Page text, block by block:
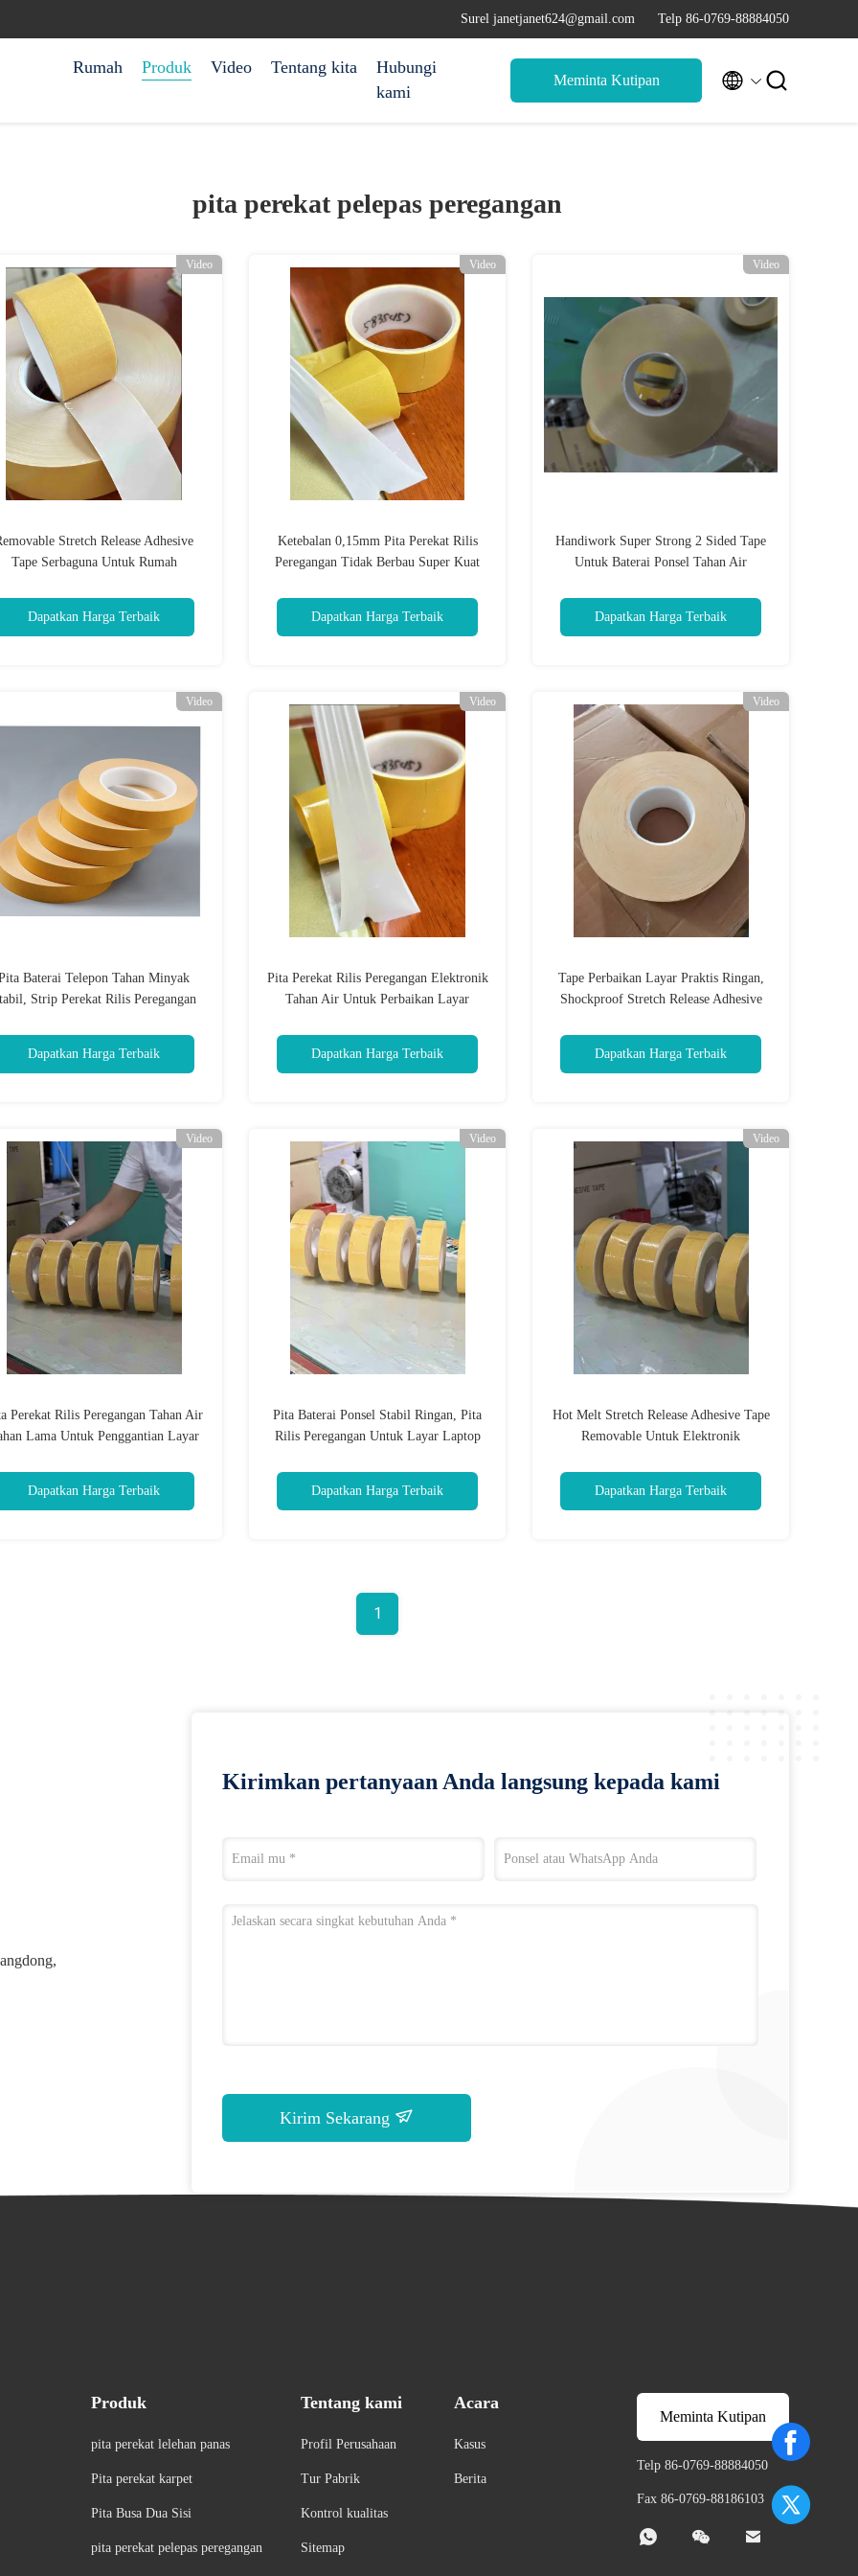
Surel janetjanet624@gmail.com Telp 86-0769-88884050
Rumah Produk Video Tentang kita
Hubungi
kami
Meminta Kutipan  
pita perekat pelepas peregangan
Video
Stretch Release Adhesive
Tape Serbaguna Untuk Rumah
Dapatkan Harga Terbaik
Video
Ketebalan 0,15mm Pita Perekat Rilis
Peregangan Tidak Berbau Super Kuat
Dapatkan Harga Terbaik
Video
Handiwork Super Strong 2 Sided Tape
Untuk Baterai Ponsel Tahan Air
Dapatkan Harga Terbaik
Video
Baterai Telepon Tahan Minyak
Strip Perekat Rilis Peregangan
Dapatkan Harga Terbaik
Video
Pita Perekat Rilis Peregangan Elektronik
Tahan Air Untuk Perbaikan Layar
Dapatkan Harga Terbaik
Video
Tape Perbaikan Layar Praktis Ringan,
Shockproof Stretch Release Adhesive
Dapatkan Harga Terbaik
Video
Perekat Rilis Peregangan Tahan Air
Lama Untuk Penggantian Layar
Dapatkan Harga Terbaik
Video
Pita Baterai Ponsel Stabil Ringan, Pita
Rilis Peregangan Untuk Layar Laptop
Dapatkan Harga Terbaik
Video
Hot Melt Stretch Release Adhesive Tape
Removable Untuk Elektronik
Dapatkan Harga Terbaik
1
Kirimkan pertanyaan Anda langsung kepada kami
Kirim Sekarang
Produk
pita perekat lelehan panas
Pita perekat karpet
Pita Busa Dua Sisi
pita perekat pelepas peregangan
Tentang kami
Profil Perusahaan
Tur Pabrik
Kontrol kualitas
Sitemap
Acara
Kasus
Berita
Meminta Kutipan
Telp 86-0769-88884050
Fax 86-0769-88186103
  